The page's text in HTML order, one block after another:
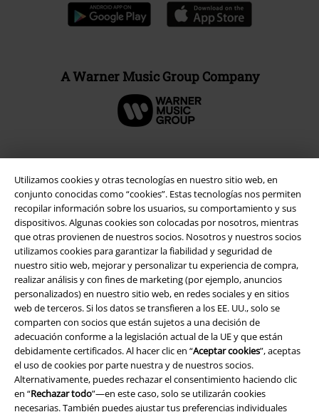
Utilizamos cookies y otras tecnologías en nuestro sitio web, en
conjunto conocidas como “cookies”. Estas tecnologías nos permiten
recopilar información sobre los usuarios, su comportamiento y sus
dispositivos. Algunas cookies son colocadas por nosotros, mientras
que otras provienen de nuestros socios. Nosotros y nuestros socios
utilizamos cookies para garantizar la fiabilidad y seguridad de
nuestro sitio web, mejorar y personalizar tu experiencia de compra,
realizar análisis y con fines de marketing (por ejemplo, anuncios
personalizados) en nuestro sitio web, en redes sociales y en sitios
web de terceros. Si los datos se transfieren a los EE. UU., solo se
comparten con socios que están sujetos a una decisión de
adecuación conforme a la legislación actual de la UE y que están
debidamente certificados. Al hacer clic en “Aceptar cookies”, aceptas
el uso de cookies por parte nuestra y de nuestros socios.
Alternativamente, puedes rechazar el consentimiento haciendo clic
en “Rechazar todo”—en este caso, solo se utilizarán cookies
necesarias. También puedes ajustar tus preferencias individuales
A Warner Music Group Company
Seguridad
Legal